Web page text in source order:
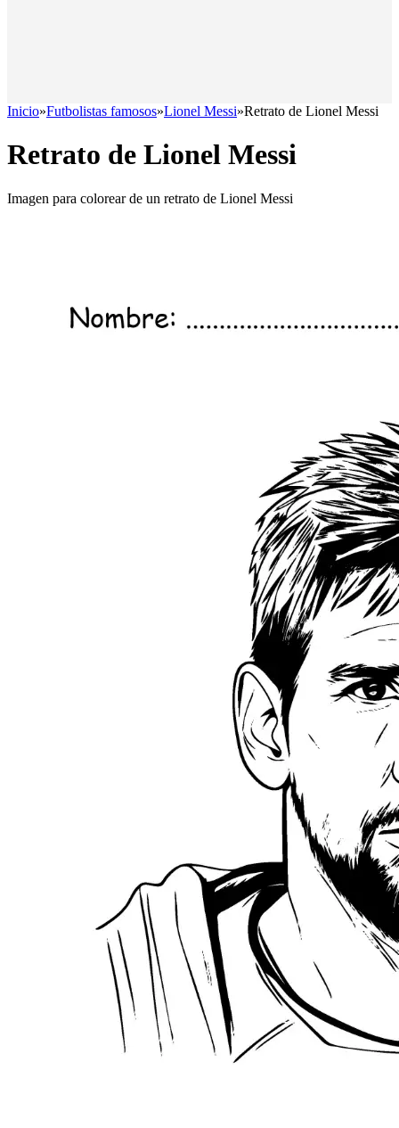
Inicio»Futbolistas famosos»Lionel Messi»Retrato de Lionel Messi
Retrato de Lionel Messi
Imagen para colorear de un retrato de Lionel Messi